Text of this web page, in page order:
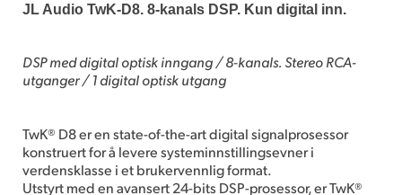
JL Audio TwK-D8. 8-kanals DSP. Kun digital inn.
DSP med digital optisk inngang / 8-kanals. Stereo RCA-
utganger / 1 digital optisk utgang
TwK® D8 er en state-of-the-art digital signalprosessor
konstruert for å levere systeminnstillingsevner i
verdensklasse i et brukervennlig format.
Utstyrt med en avansert 24-bits DSP-prosessor, er TwK®